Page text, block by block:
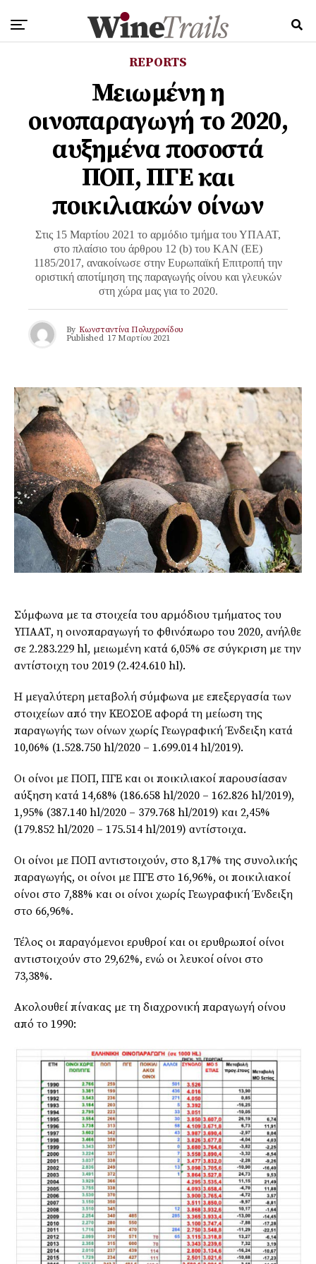
REPORTS
Μειωμένη η
οινοπαραγωγή το 2020,
αυξημένα ποσοστά
ΠΟΠ, ΠΓΕ και
ποικιλιακών οίνων
Στις 15 Μαρτίου 2021 το αρμόδιο τμήμα του ΥΠΑΑΤ,
στο πλαίσιο του άρθρου 12 (b) του ΚΑΝ (ΕΕ)
1185/2017, ανακοίνωσε στην Ευρωπαϊκή Επιτροπή την
οριστική αποτίμηση της παραγωγής οίνου και γλευκών
στη χώρα μας για το 2020.
By Κωνσταντίνα Πολυχρονίδου
Published 17 Μαρτίου 2021
Σύμφωνα με τα στοιχεία του αρμόδιου τμήματος του
ΥΠΑΑΤ, η οινοπαραγωγή το φθινόπωρο του 2020, ανήλθε
σε 2.283.229 hl, μειωμένη κατά 6,05% σε σύγκριση με την
αντίστοιχη του 2019 (2.424.610 hl).
Η μεγαλύτερη μεταβολή σύμφωνα με επεξεργασία των
στοιχείων από την ΚΕΟΣΟΕ αφορά τη μείωση της
παραγωγής των οίνων χωρίς Γεωγραφική Ένδειξη κατά
10,06% (1.528.750 hl/2020 – 1.699.014 hl/2019).
Οι οίνοι με ΠΟΠ, ΠΓΕ και οι ποικιλιακοί παρουσίασαν
αύξηση κατά 14,68% (186.658 hl/2020 – 162.826 hl/2019),
1,95% (387.140 hl/2020 – 379.768 hl/2019) και 2,45%
(179.852 hl/2020 – 175.514 hl/2019) αντίστοιχα.
Οι οίνοι με ΠΟΠ αντιστοιχούν, στο 8,17% της συνολικής
παραγωγής, οι οίνοι με ΠΓΕ στο 16,96%, οι ποικιλιακοί
οίνοι στο 7,88% και οι οίνοι χωρίς Γεωγραφική Ένδειξη
στο 66,96%.
Τέλος οι παραγόμενοι ερυθροί και οι ερυθρωποί οίνοι
αντιστοιχούν στο 29,62%, ενώ οι λευκοί οίνοι στο
73,38%.
Ακολουθεί πίνακας με τη διαχρονική παραγωγή οίνου
από το 1990: